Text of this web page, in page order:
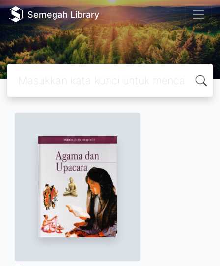
Semegah Library